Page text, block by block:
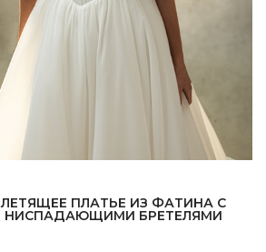
ЛЕТЯЩЕЕ ПЛАТЬЕ ИЗ ФАТИНА С
НИСПАДАЮЩИМИ БРЕТЕЛЯМИ